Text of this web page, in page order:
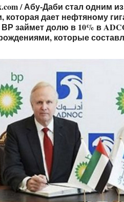
/ Абу-Даби стал одним
которая дает нефтяному
займет долю в 10% в
которые